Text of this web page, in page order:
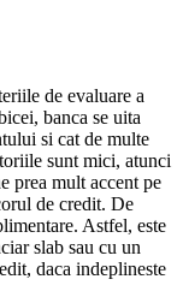
de evaluare a
banca se uita
si cat de multe
sunt mici, atunci
prea mult accent pe
de credit. De
Astfel, este
slab sau cu un
daca indeplineste